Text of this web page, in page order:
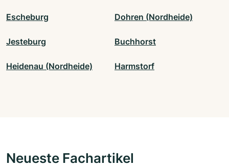
Escheburg Dohren (Nordheide)
Jesteburg Buchhorst
Heidenau (Nordheide) Harmstorf
Neueste Fachartikel